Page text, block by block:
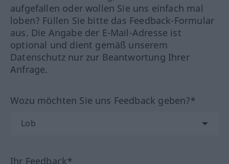
aufgefallen oder wollen Sie uns einfach mal
loben? Füllen Sie bitte das Feedback-Formular
aus. Die Angabe der E-Mail-Adresse ist
optional und dient gemäß unserem
Datenschutz nur zur Beantwortung Ihrer
Anfrage.
Wozu möchten Sie uns Feedback geben?*
Ihr Feedback*